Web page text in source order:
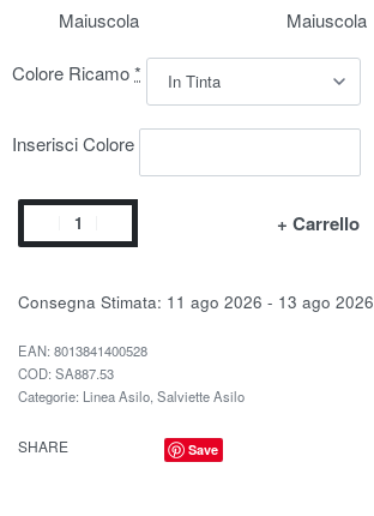
Maiuscola
Maiuscola
Colore Ricamo*
Inserisci Colore
+ Carrello
Consegna Stimata: 11 ago 2026 - 13 ago 2026
EAN: 8013841400528
SA887.53
Categorie: Linea Asilo Salviette Asilo
SHARE Save